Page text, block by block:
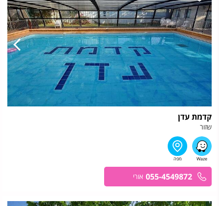
קדמת עדן
שזור
055-4549872 אורי